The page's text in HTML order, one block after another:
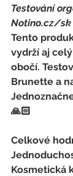
Testování
Notino.cz/sk
Tento
vydrží aj
obočí.
Brunette a
🙏🏻
Celkové
Kosmetická